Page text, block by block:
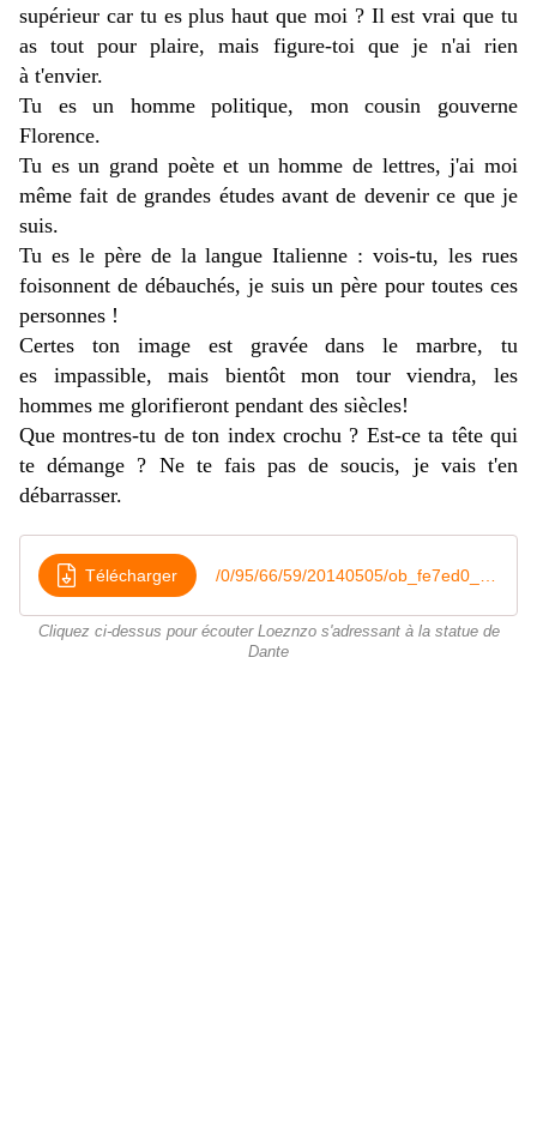
supérieur car tu es plus haut que moi ? Il est vrai que tu
as tout pour plaire, mais figure-toi que je n'ai rien
à t'envier.
Tu es un homme politique, mon cousin gouverne
Florence.
Tu es un grand poète et un homme de lettres, j'ai moi
même fait de grandes études avant de devenir ce que je
suis.
Tu es le père de la langue Italienne : vois-tu, les rues
foisonnent de débauchés, je suis un père pour toutes ces
personnes !
Certes ton image est gravée dans le marbre, tu
es impassible, mais bientôt mon tour viendra, les
hommes me glorifieront pendant des siècles!
Que montres-tu de ton index crochu ? Est-ce ta tête qui
te démange ? Ne te fais pas de soucis, je vais t'en
débarrasser.
Télécharger
Cliquez ci-dessus pour écouter Loeznzo s'adressant à la statue de
Dante